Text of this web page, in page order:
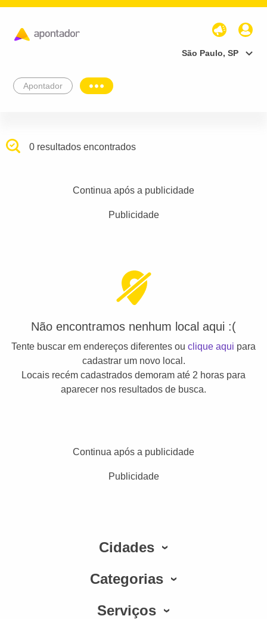
São Paulo, SP
Apontador
0 resultados encontrados
Continua após a publicidade
Publicidade
Não encontramos nenhum local aqui :(
Tente buscar em endereços diferentes ou clique aqui para
cadastrar um novo local.
Locais recém cadastrados demoram até 2 horas para
aparecer nos resultados de busca.
Continua após a publicidade
Publicidade
Cidades
Categorias
Serviços